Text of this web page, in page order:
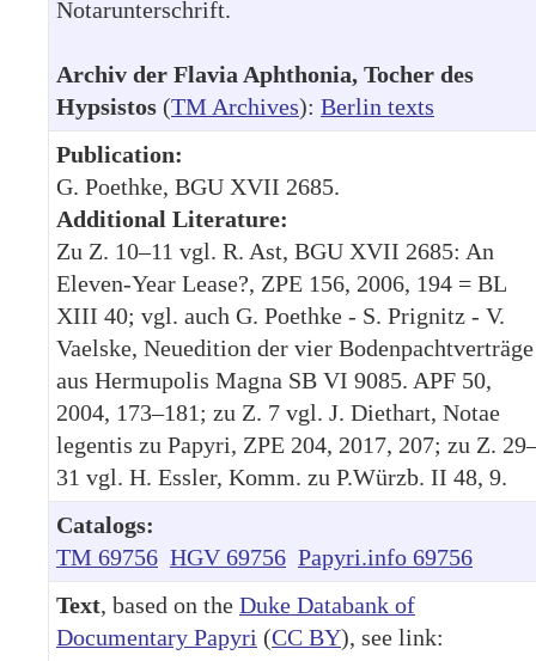
Notarunterschrift.
Archiv der Flavia Aphthonia, Tocher des
Hypsistos (TM Archives): Berlin texts
Publication:
G. Poethke, BGU XVII 2685.
Additional Literature:
Zu Z. 10–11 vgl. R. Ast, BGU XVII 2685: An
Eleven-Year Lease?, ZPE 156, 2006, 194 = BL
XIII 40; vgl. auch G. Poethke - S. Prignitz - V.
Vaelske, Neuedition der vier Bodenpachtverträge
aus Hermupolis Magna SB VI 9085. APF 50,
2004, 173–181; zu Z. 7 vgl. J. Diethart, Notae
legentis zu Papyri, ZPE 204, 2017, 207; zu Z.
31 vgl. H. Essler, Komm. zu P.Würzb. II 48, 9.
Catalogs:
TM 69756 HGV 69756 Papyri.info 69756
Text, based on the Duke Databank of
Documentary Papyri (CC BY), see link: